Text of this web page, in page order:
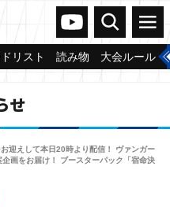
ヴァンガードch
検索 メニュー
リスト 読み物 大会ルール
せ
迎えして本日20時より配信！ ヴァンガー
画をお届け！ ブースターパック「宿命決